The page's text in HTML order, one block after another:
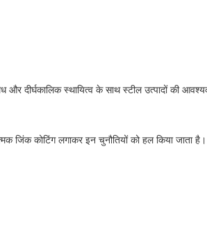
और दीर्घकालिक स्थायित्व के साथ स्टील उत्पादों की
जिंक कोटिंग लगाकर इन चुनौतियों को हल किया जाता है।